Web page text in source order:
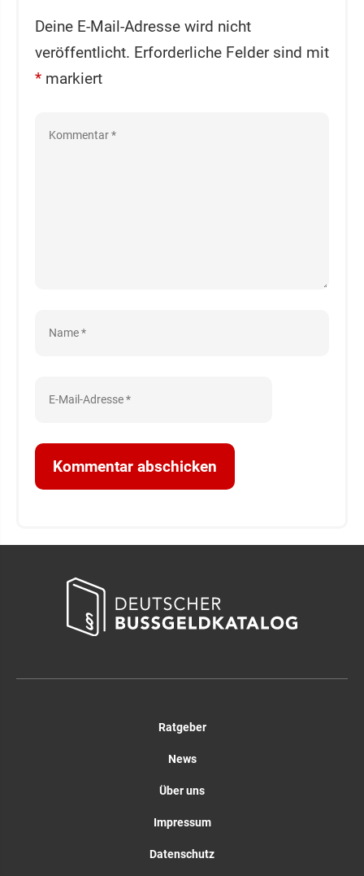
Deine E-Mail-Adresse wird nicht
veröffentlicht. Erforderliche Felder sind mit
* markiert
Ratgeber
News
Über uns
Impressum
Datenschutz